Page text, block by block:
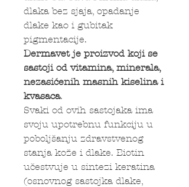
dlaka bez sjaja, opadanje
dlake kao i gubitak
pigmentacije.
Dermavet je proizvod koji se
sastoji od vitamina, minerala,
nezasićenih masnih kiselina i
kvasaca.
Svaki od ovih sastojaka ima
svoju upotrebnu funkciju u
poboljšanju zdravstvenog
stanja kože i dlake. Biotin
učestvuje u sintezi keratina
(osnovnog sastojka dlake,